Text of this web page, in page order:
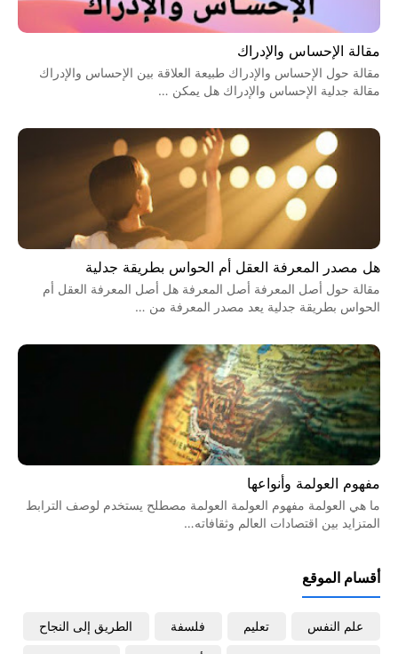
مقالة الإحساس والإدراك
مقالة حول الإحساس والإدراك طبيعة العلاقة بين الإحساس والإدراك
مقالة جدلية الإحساس والإدراك هل يمكن …
هل مصدر المعرفة العقل أم الحواس بطريقة جدلية
مقالة حول أصل المعرفة أصل المعرفة هل أصل المعرفة العقل أم
الحواس بطريقة جدلية يعد مصدر المعرفة من …
مفهوم العولمة وأنواعها
ما هي العولمة مفهوم العولمة العولمة مصطلح يستخدم لوصف الترابط
المتزايد بين اقتصادات العالم وثقافاته…
أقسام الموقع
علم النفس تعليم فلسفة الطريق إلى النجاح